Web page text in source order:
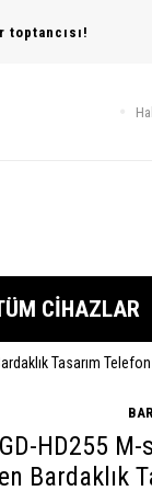
CİHAZLAR
Tasarım
HD255
Bardaklık